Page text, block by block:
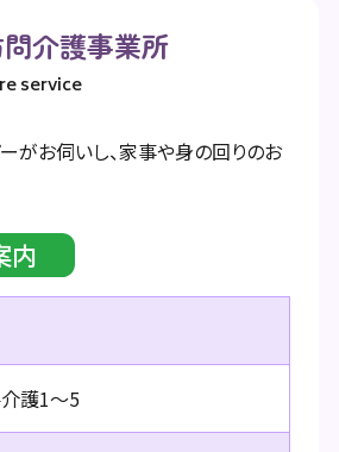
介護事業所
service
がお伺いし、家事や身の回りのお
内
護1～5